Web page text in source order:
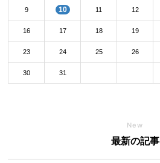
9 10 11 12
16 17 18 19
23 24 25 26
30 31
New
最新の記事